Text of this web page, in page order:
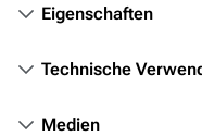
Völker
Orte
Eigenschaften
Technische
Medien